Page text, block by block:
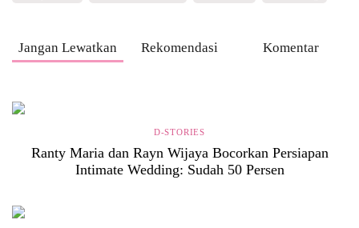
Jangan Lewatkan Rekomendasi Komentar
D-STORIES
Ranty Maria dan Rayn Wijaya Bocorkan Persiapan
Intimate Wedding: Sudah 50 Persen